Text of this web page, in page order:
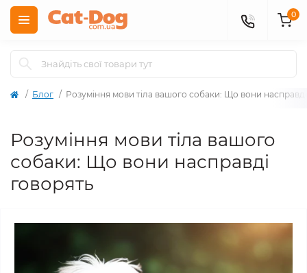
0
Блог Розуміння мови тіла вашого собаки: Що вони
Розуміння мови тіла вашого
собаки: Що вони насправді
говорять